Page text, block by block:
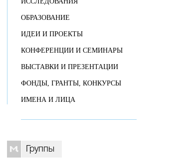
ОБРАЗОВАНИЕ
ИДЕИ И ПРОЕКТЫ
КОНФЕРЕНЦИИ И СЕМИНАРЫ
ВЫСТАВКИ И ПРЕЗЕНТАЦИИ
ФОНДЫ, ГРАНТЫ, КОНКУРСЫ
ИМЕНА И ЛИЦА
Группы